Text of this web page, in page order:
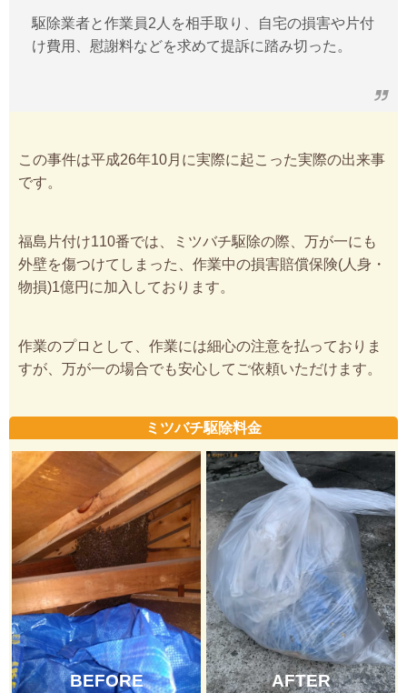
駆除業者と作業員2人を相手取り、自宅の損害や片付
け費用、慰謝料などを求めて提訴に踏み切った。
この事件は平成26年10月に実際に起こった実際の出来事
です。
福島片付け110番では、ミツバチ駆除の際、万が一にも
外壁を傷つけてしまった、作業中の損害賠償保険(人身・
物損)1億円に加入しております。
作業のプロとして、作業には細心の注意を払っておりま
すが、万が一の場合でも安心してご依頼いただけます。
ミツバチ駆除料金
BEFORE AFTER